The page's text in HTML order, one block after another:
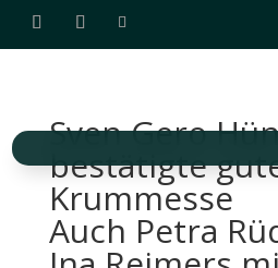
Sven Gero
bestätigte
Krummesse
Auch Petra